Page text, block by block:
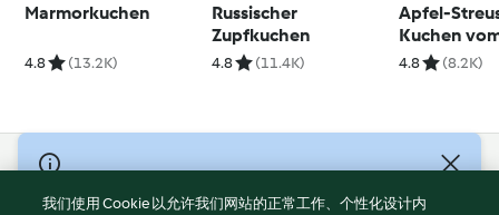
Marmorkuchen
4.8 (13.2K)
Russischer
Zupfkuchen
4.8 (11.4K)
Apfel-
Kuchen
4.8 (8.2K)
© Copyright 2021-2023 福维克信息科技(上海)有限公司 版权所有
2026
我们使用 Cookie 以允许我们网站的正常工作、个性化设计内